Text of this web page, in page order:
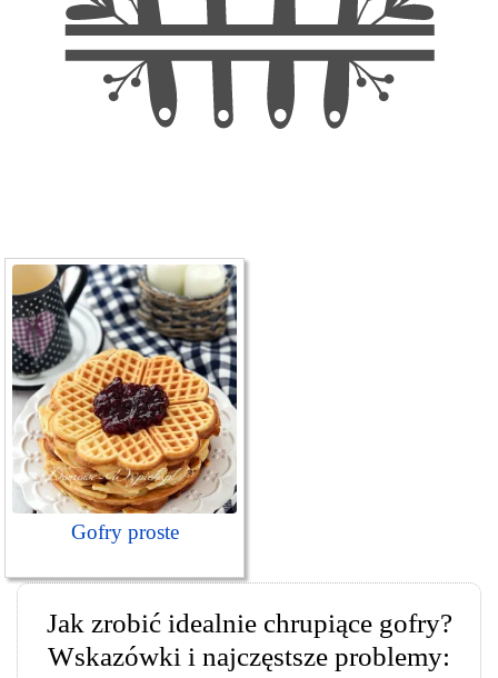
Gofry proste
Jak zrobić idealnie chrupiące gofry?
Wskazówki i najczęstsze problemy: